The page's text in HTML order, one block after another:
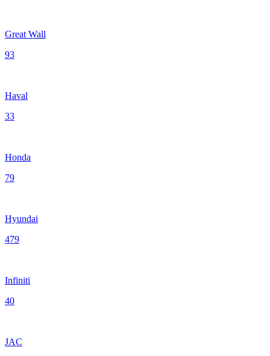
Great Wall
93
Haval
33
Honda
79
Hyundai
479
Infiniti
40
JAC